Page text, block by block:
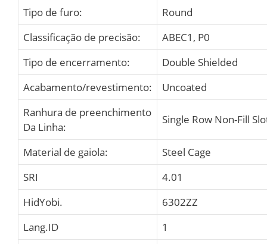
Tipo de furo:
Round
Classificação de precisão:
ABEC1, P0
Tipo de encerramento:
Double Shielded
Acabamento/revestimento:
Uncoated
Ranhura de preenchimento
Da Linha:
Single Row Non-Fill
Material de gaiola:
Steel Cage
SRI
4.01
HidYobi.
6302ZZ
Lang.ID
1